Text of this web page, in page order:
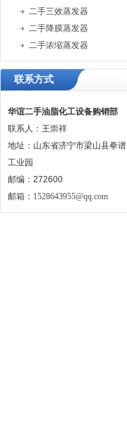
二手三效蒸发器
二手降膜蒸发器
二手浓缩蒸发器
联系方式
华谊二手油脂化工设备购销部
联系人：王崇祥
地址：山东省济宁市梁山县拳谱
工业园
邮编：272600
邮箱： 1528643955@qq.com